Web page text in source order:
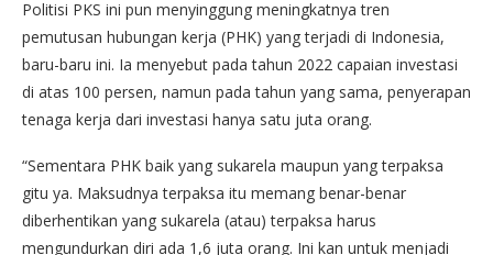
Politisi PKS ini pun menyinggung meningkatnya tren
pemutusan hubungan kerja (PHK) yang terjadi di Indonesia,
baru-baru ini. Ia menyebut pada tahun 2022 capaian investasi
di atas 100 persen, namun pada tahun yang sama, penyerapan
tenaga kerja dari investasi hanya satu juta orang.
“Sementara PHK baik yang sukarela maupun yang terpaksa
gitu ya. Maksudnya terpaksa itu memang benar-benar
diberhentikan yang sukarela (atau) terpaksa harus
mengundurkan diri ada 1,6 juta orang. Ini kan untuk menjadi